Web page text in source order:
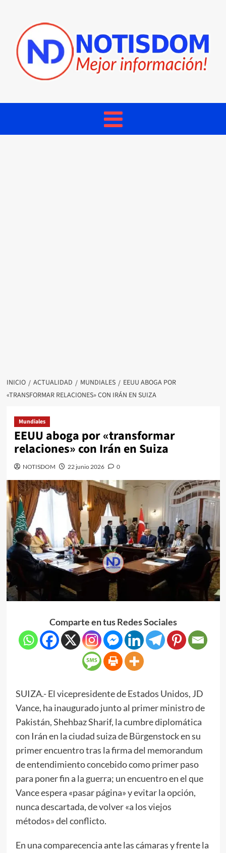
INICIO ACTUALIDAD MUNDIALES
EEUU ABOGA POR
«TRANSFORMAR RELACIONES» CON IRÁN EN SUIZA
Mundiales
EEUU aboga por «transformar
relaciones» con Irán en Suiza
NOTISDOM 22 junio 2026 0
Comparte en tus Redes Sociales
SUIZA.- El vicepresidente de Estados Unidos, JD
Vance, ha inaugurado junto al primer ministro de
Pakistán, Shehbaz Sharif, la cumbre diplomática
con Irán en la ciudad suiza de Bürgenstock en su
primer encuentro tras la firma del memorandum
de entendimiento concebido como primer paso
para poner fin a la guerra; un encuentro en el que
Vance espera «pasar página» y evitar la opción,
nunca descartada, de volver «a los viejos
métodos» del conflicto.
En una comparecencia ante las cámaras y frente la